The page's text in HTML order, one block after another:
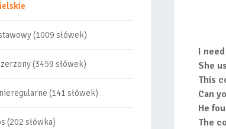
(1009 słówek)
(3459 słówek)
(141 słówek)
(202 słówka)
I
She
This
Can
He
The